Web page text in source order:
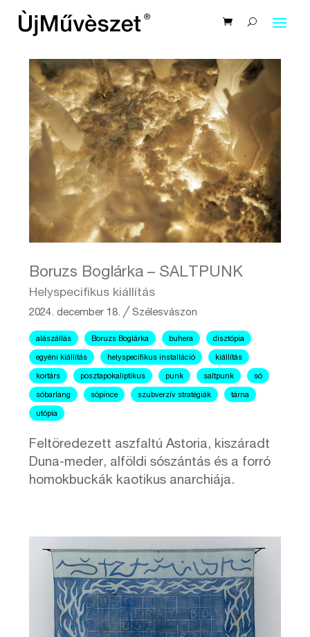
Boruzs Boglárka – SALTPUNK
Helyspecifikus kiállítás
2024. december 18. ╱Szélesvászon
alászállás Boruzs Boglárka buhera disztópia
egyéni kiállítás helyspecifikus installáció kiállítás
kortárs posztapokaliptikus punk saltpunk só
sóbarlang sópince szubverzív stratégiák tárna
utópia
Feltöredezett aszfaltú Astoria, kiszáradt
Duna-meder, alföldi sószántás és a forró
homokbuckák kaotikus anarchiája.